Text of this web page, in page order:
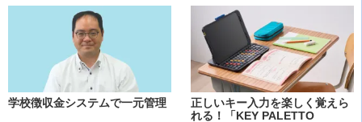
学校徴収金システムで一元管理
正しいキー入力を楽しく覚えら
れる！「KEY PALETTO